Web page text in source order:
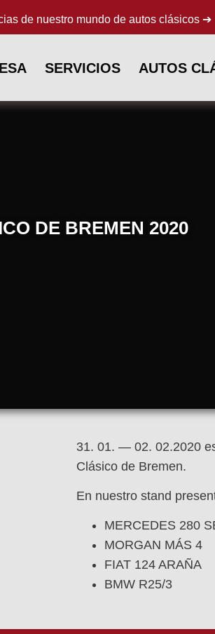
de nuestro mundo de autos clásicos ➔
SERVICIOS AUTOS
DE BREMEN 2020
31. 01. — 02. 02.2020
Clásico de Bremen.
En nuestro stand
MERCEDES 280
MORGAN MÁS 4
FIAT 124 ARAÑA
BMW R25/3